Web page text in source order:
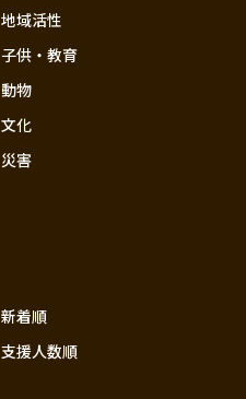
近畿
中国
地域活性
子供・教育
動物
文化
災害
新着順
支援人数順